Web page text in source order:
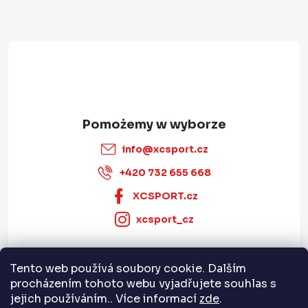
Tento web používá soubory cookie. Dalším
procházením tohoto webu vyjadřujete souhlas s
jejich používáním.. Více informací zde.
info@xcsport.cz
+420 732 655 668
XCSPORT.cz
xcsport_cz
Informace pro vás